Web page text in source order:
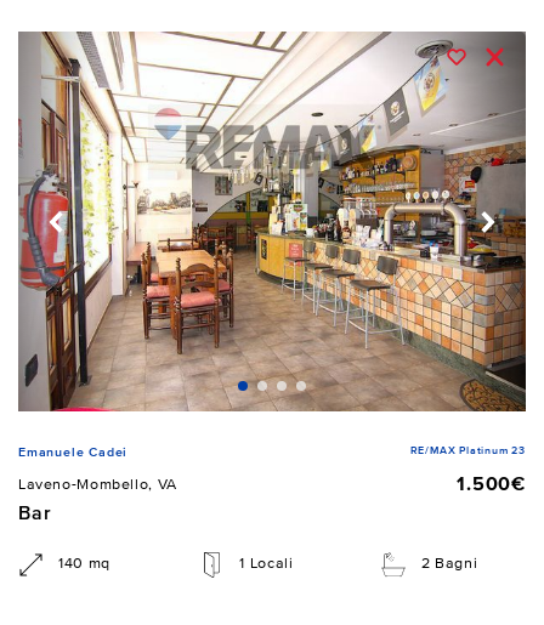
Emanuele Cadei RE/MAX Platinum 23
Laveno-Mombello, VA
1.500€
Bar
140 mq 1 Locali 2 Bagni